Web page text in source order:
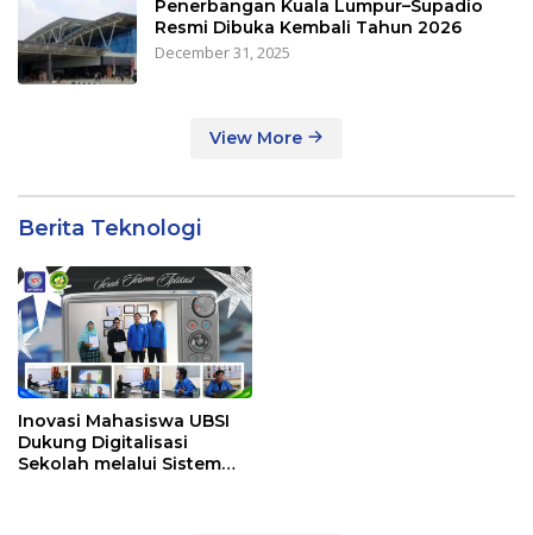
Penerbangan Kuala Lumpur–Supadio
Resmi Dibuka Kembali Tahun 2026
December 31, 2025
View More
Berita Teknologi
Inovasi Mahasiswa UBSI
Dukung Digitalisasi
Sekolah melalui Sistem